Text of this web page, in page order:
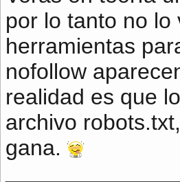
por lo tanto no
herramientas
nofollow
realidad es que
archivo
gana.